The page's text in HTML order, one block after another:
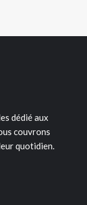
dédié aux
couvrons
quotidien.